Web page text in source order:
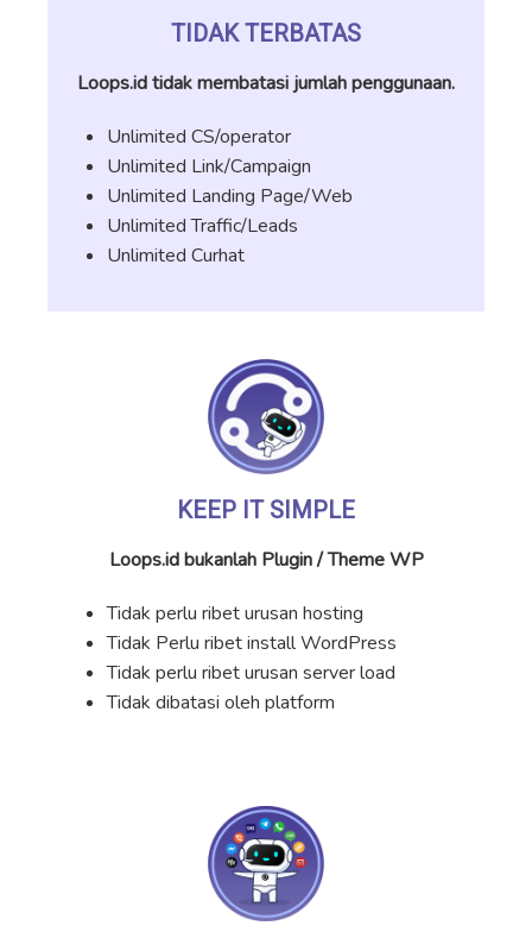
TIDAK TERBATAS
Loops.id tidak membatasi jumlah penggunaan.
Unlimited CS/operator
Unlimited Link/Campaign
Unlimited Landing Page/Web
Unlimited Traffic/Leads
Unlimited Curhat
KEEP IT SIMPLE
Loops.id bukanlah Plugin / Theme WP
Tidak perlu ribet urusan hosting
Tidak Perlu ribet install WordPress
Tidak perlu ribet urusan server load
Tidak dibatasi oleh platform